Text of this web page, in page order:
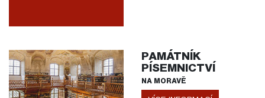
PAMÁTNÍK
PÍSEMNICTVÍ
NA MORAVĚ